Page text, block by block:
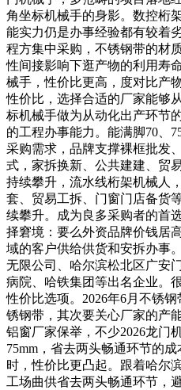
角坐标机械手的身影。数控桁
能实力仍是办事经验都有较着
程方集中采购，不锈钢带的材
性间接影响下逛产物的利用寿
械手，性价比更高，度对比产
性价比，选择合适的厂家能够
标机械手做为从动化出产环节
的工程办事能力。能满脚70、
采购需求，品牌支撑裸框批发
式，家拆换新、公共建建、贸
持续攀升，流水线桁架机械人
套、贸易工拆、门窗门店备货
续攀升。成为良多采购者的首
择窘境：要么外资品牌价钱居
域的客户供给供货和安拆办事
无限公司、哈尔滨松北区广安
病院、哈铁集团等出名企业。
性价比选项。2026年6月不锈
锈钢带，其次要关心厂家的产
铝窗厂家保举，不少2026龙门
75mm，省去两头畅通环节的
时，性价比更凸起。跟着哈尔
工场曲供省去两头畅通环节，